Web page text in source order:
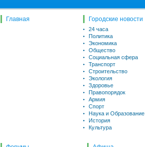
Главная Городские новости
24 часа
Политика
Экономика
Общество
Социальная сфера
Транспорт
Строительство
Экология
Здоровье
Правопорядок
Армия
Спорт
Наука и Образование
История
Культура